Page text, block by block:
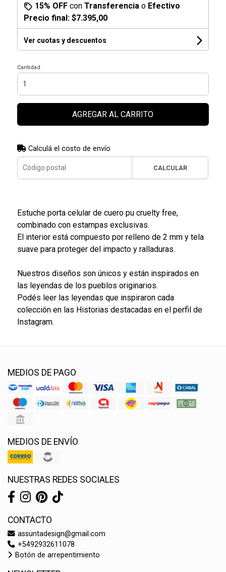
15% OFFcon Transferencia o Efectivo
Precio final: $7.395,00
Ver cuotas y descuentos
Cantidad
AGREGAR AL CARRITO
Calculá el costo de envío
CALCULAR
Estuche porta celular de cuero pu cruelty free,
combinado con estampas exclusivas.
El interior está compuesto por relleno de 2 mm y tela
suave para proteger del impacto y ralladuras.
Nuestros diseños son únicos y están inspirados en
las leyendas de los pueblos originarios.
Podés leer las leyendas que inspiraron cada
colección en las Historias destacadas en el perfil de
Instagram.
MEDIOS DE PAGO
MEDIOS DE ENVÍO
NUESTRAS REDES SOCIALES
CONTACTO
assuntadesign@gmail.com
+5492932611078
Botón de arrepentimiento